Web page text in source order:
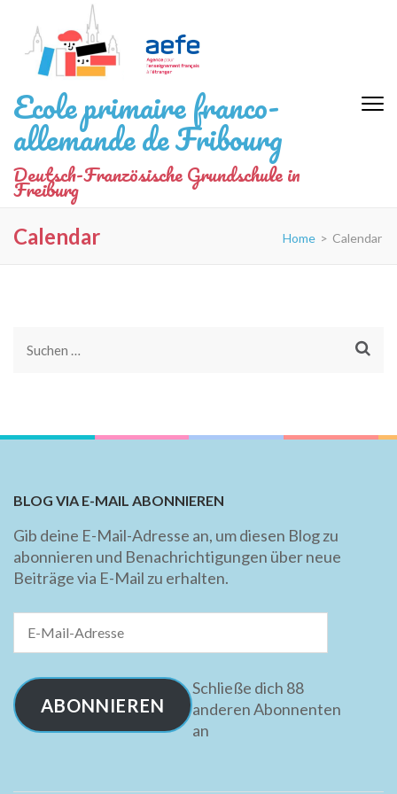
Inhalt
springen
(Eingabetaste
drücken)
Ecole primaire franco-
allemande de Fribourg
Deutsch-Französische Grundschule in
Freiburg
Calendar Home > Calendar
Suchen
BLOG VIA E-MAIL ABONNIEREN
Gib deine E-Mail-Adresse an, um diesen Blog zu
abonnieren und Benachrichtigungen über neue
Beiträge via E-Mail zu erhalten.
Mail-
ABONNIEREN
Schließe dich 88
anderen Abonnenten
an